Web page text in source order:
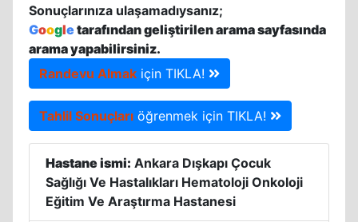
Sonuçlarınıza ulaşamadıysanız;
Googletarafından geliştirilen arama sayfasında
arama yapabilirsiniz.
Randevu Almak için TIKLA!
Tahlil Sonuçları öğrenmek için TIKLA!
Hastane ismi: Ankara Dışkapı Çocuk
Sağlığı Ve Hastalıkları Hematoloji Onkoloji
Eğitim Ve Araştırma Hastanesi